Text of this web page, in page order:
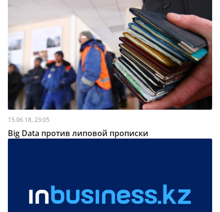
15.06.18, 23:05
Big Data против липовой прописки